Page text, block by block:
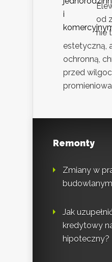
od
nie
estetyczną,
ochronną,
przed
Remonty
Zmiany w
budowlanym
Jak
kredytowy
hipoteczny?